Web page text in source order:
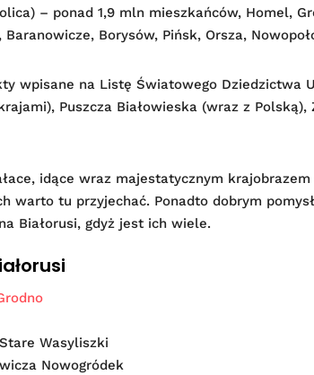
– ponad 1,9 mln mieszkańców, Homel,
Borysów, Pińsk, Orsza,
wpisane na Listę Światowego Dziedzictwa
Puszcza Białowieska (wraz z
idące wraz majestatycznym
warto tu przyjechać. Ponadto dobrym
Białorusi, gdyż jest ich wiele.
Stare Wasyliszki
Nowogródek